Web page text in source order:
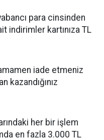
para cinsinden
indirimler kartınıza TL
iade etmeniz
kazandığınız
her bir işlem
en fazla 3.000 TL